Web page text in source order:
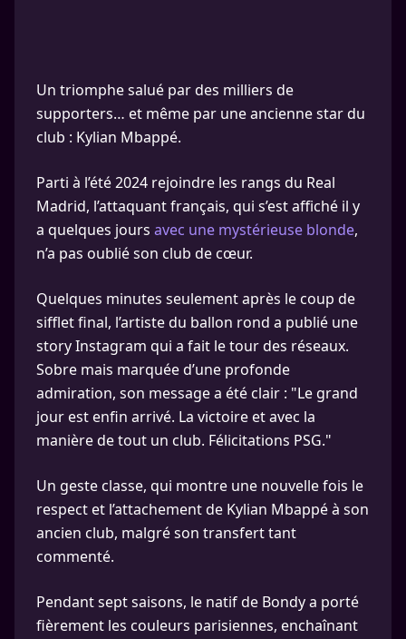
Un triomphe salué par des milliers de
supporters… et même par une ancienne star du
club : Kylian Mbappé.
Parti à l’été 2024 rejoindre les rangs du Real
Madrid, l’attaquant français, qui s’est affiché il y
a quelques jours avec une mystérieuse blonde,
n’a pas oublié son club de cœur.
Quelques minutes seulement après le coup de
sifflet final, l’artiste du ballon rond a publié une
story Instagram qui a fait le tour des réseaux.
Sobre mais marquée d’une profonde
admiration, son message a été clair : "Le grand
jour est enfin arrivé. La victoire et avec la
manière de tout un club. Félicitations PSG."
Un geste classe, qui montre une nouvelle fois le
respect et l’attachement de Kylian Mbappé à son
ancien club, malgré son transfert tant
commenté.
Pendant sept saisons, le natif de Bondy a porté
fièrement les couleurs parisiennes, enchaînant